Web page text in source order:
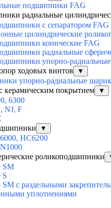
подшипники FAG
радиальные
с сепаратором FAG
цилиндрические
конические FAG
радиальные
упорно-
ходовых винтов
▼
упорно-радиальные
покрытием
▼
6300
NJ, F
▼
HC6200
роликоподшипники
SM
S
с раздельными
уплотнениями